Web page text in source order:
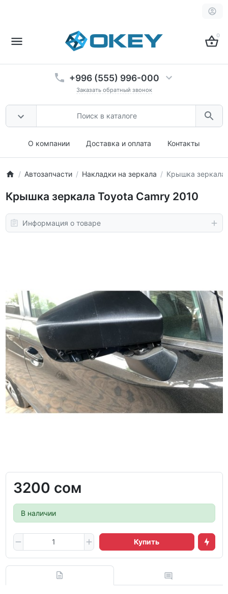
0
+996 (555) 996-000
Заказать обратный звонок
О компании Доставка и оплата Контакты
Автозапчасти Накладки на зеркала Крышка зеркала
Крышка зеркала Toyota Camry 2010
Информация о товаре
3200 сом
В наличии
Купить